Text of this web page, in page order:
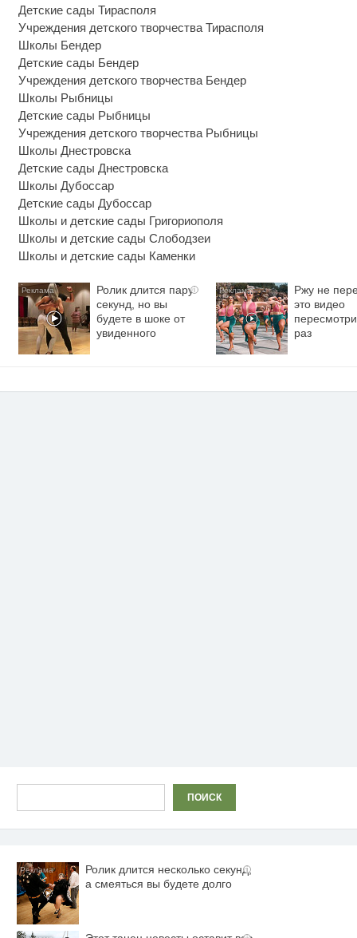
Детские сады Тирасполя
Учреждения детского творчества Тирасполя
Школы Бендер
Детские сады Бендер
Учреждения детского творчества Бендер
Школы Рыбницы
Детские сады Рыбницы
Учреждения детского творчества Рыбницы
Школы Днестровска
Детские сады Днестровска
Школы Дубоссар
Детские сады Дубоссар
Школы и детские сады Григориополя
Школы и детские сады Слободзеи
Школы и детские сады Каменки
i
Ролик длится пару
секунд, но вы
будете в шоке от
увиденного
Ржу не
это видео
раз
ПОИСК
i
Ролик длится несколько секунд,
а смеяться вы будете долго